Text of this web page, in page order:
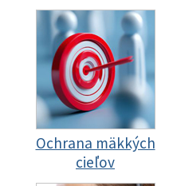
Ochrana mäkkých
cieľov